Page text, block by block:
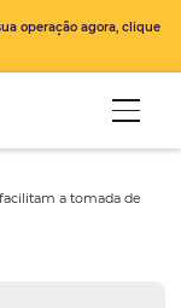
sua operação